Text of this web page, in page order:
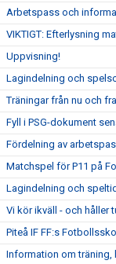
Arbetspass och
VIKTIGT: Efterlysning
Uppvisning!
Lagindelning och
Träningar från nu och
Fyll i PSG-dokument
Fördelning av
Matchspel för P11 på
Lagindelning och
Vi kör ikväll - och håller
Piteå IF FF:s
Information om